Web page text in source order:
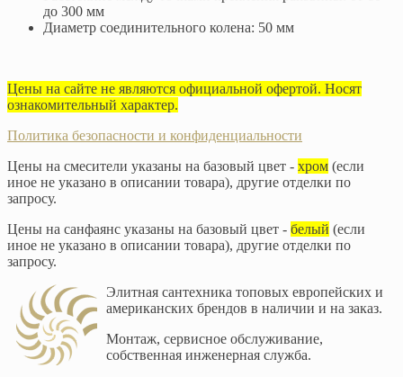
до 300 мм
Диаметр соединительного колена: 50 мм
Цены на сайте не являются официальной офертой. Носят
ознакомительный характер.
Политика безопасности и конфиденциальности
Цены на смесители указаны на базовый цвет - хром (если
иное не указано в описании товара), другие отделки по
запросу.
Цены на санфаянс указаны на базовый цвет - белый (если
иное не указано в описании товара), другие отделки по
запросу.
Элитная сантехника топовых европейских и
американских брендов в наличии и на заказ.
Монтаж, сервисное обслуживание,
собственная инженерная служба.